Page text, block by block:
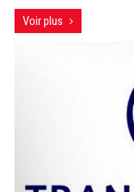
Voir plus